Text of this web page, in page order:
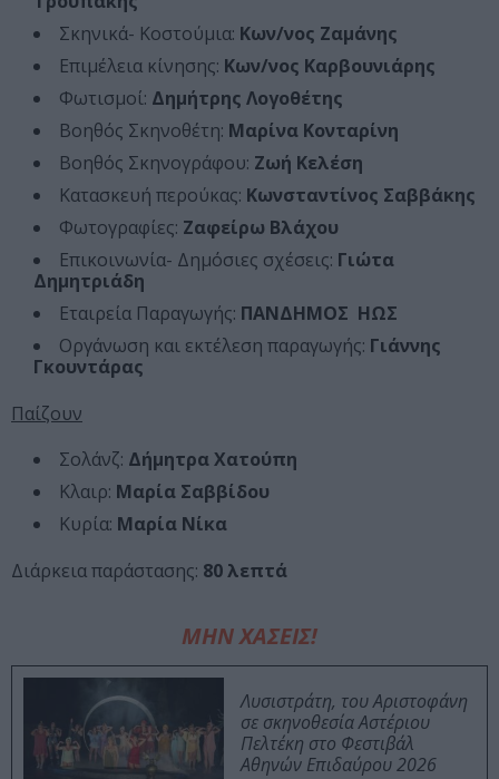
Σκηνικά- Κοστούμια: Κων/νος Ζαμάνης
Επιμέλεια κίνησης: Κων/νος Καρβουνιάρης
Φωτισμοί: Δημήτρης Λογοθέτης
Βοηθός Σκηνοθέτη: Μαρίνα Κονταρίνη
Βοηθός Σκηνογράφου: Ζωή Κελέση
Κατασκευή περούκας: Κωνσταντίνος Σαββάκης
Φωτογραφίες: Ζαφείρω Βλάχου
Επικοινωνία- Δημόσιες σχέσεις: Γιώτα
Δημητριάδη
Εταιρεία Παραγωγής: ΠΑΝΔΗΜΟΣ ΗΩΣ
Οργάνωση και εκτέλεση παραγωγής: Γιάννης
Γκουντάρας
Παίζουν
Σολάνζ: Δήμητρα Χατούπη
Κλαιρ: Μαρία Σαββίδου
Κυρία: Μαρία Νίκα
Διάρκεια παράστασης: 80λεπτά
ΜΗΝ ΧΑΣΕΙΣ!
Λυσιστράτη, του Αριστοφάνη
σε σκηνοθεσία Αστέριου
Πελτέκη στο Φεστιβάλ
Αθηνών Επιδαύρου 2026